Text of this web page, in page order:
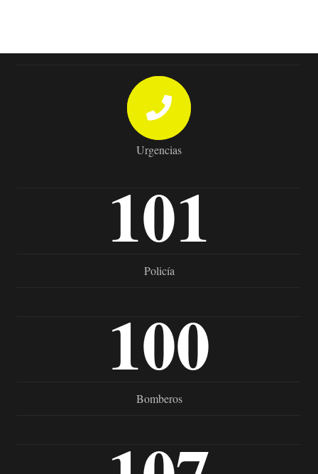
Urgencias
101
Policía
100
Bomberos